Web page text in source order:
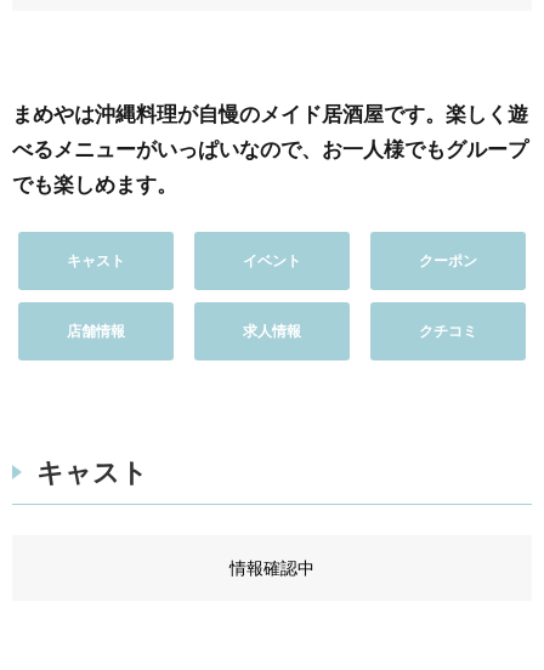
まめやは沖縄料理が自慢のメイド居酒屋です。楽しく遊
べるメニューがいっぱいなので、お一人様でもグループ
でも楽しめます。
キャスト イベント クーポン
店舗情報 求人情報 クチコミ
キャスト
情報確認中